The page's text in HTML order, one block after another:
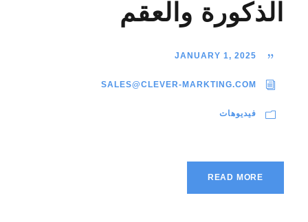
الذكورة والعقم
JANUARY 1, 2025
SALES@CLEVER-MARKTING.COM
فيديوهات
READ MORE